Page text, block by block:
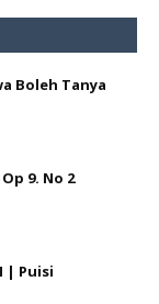
Boleh Tanya
9. No 2
| Puisi